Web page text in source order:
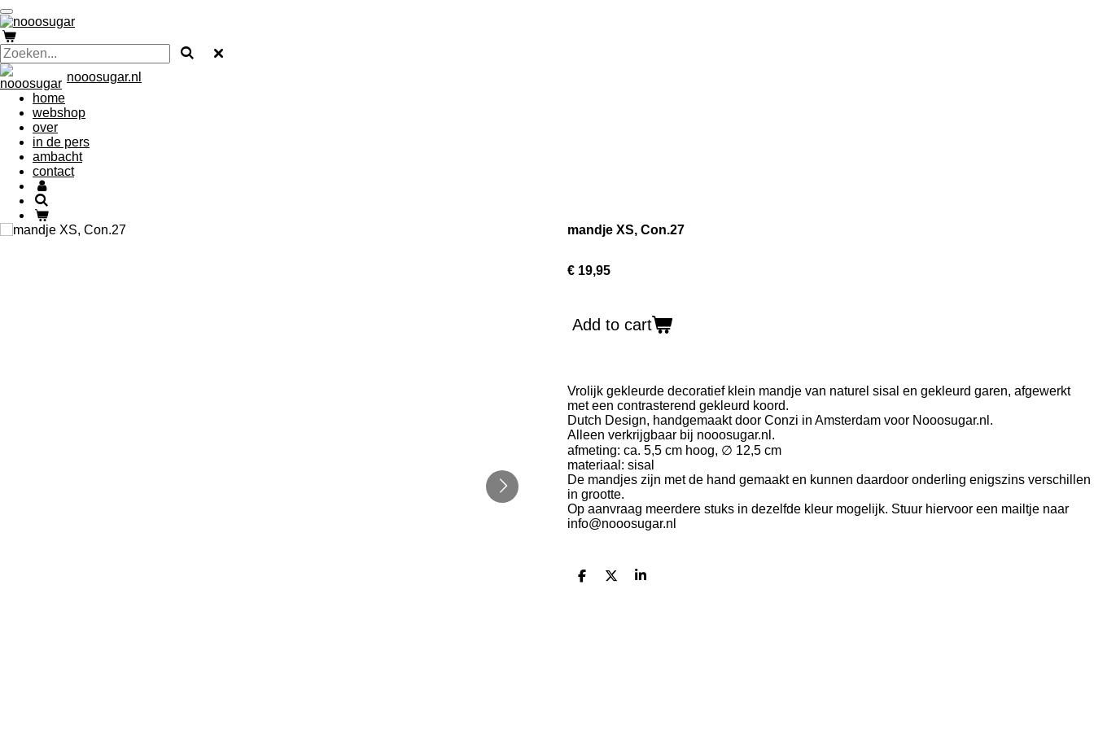
Ga
direct
naar
de
hoofdinhoudnooosugar.nl
home
webshop
over
in de pers
ambacht
contact
mandje XS, Con.27
€ 19,95
Add to cart
Vrolijk gekleurde decoratief klein mandje van naturel sisal en gekleurd garen, afgewerkt
met een contrasterend gekleurd koord.
Dutch Design, handgemaakt door Conzi in Amsterdam voor Nooosugar.nl.
Alleen verkrijgbaar bij nooosugar.nl.
afmeting: ca. 5,5 cm hoog, ∅ 12,5 cm
materiaal: sisal
De mandjes zijn met de hand gemaakt en kunnen daardoor onderling enigszins verschillen
in grootte.
Op aanvraag meerdere stuks in dezelfde kleur mogelijk. Stuur hiervoor een mailtje naar
info@nooosugar.nl
D
D
S